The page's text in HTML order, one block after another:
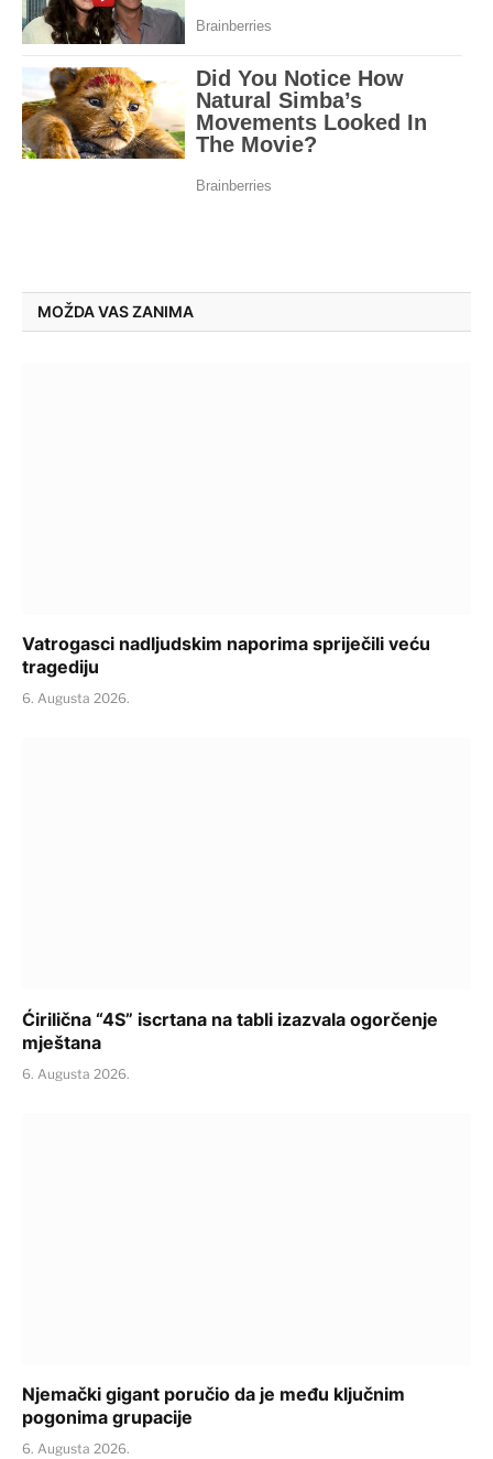
MOŽDA VAS ZANIMA
Vatrogasci nadljudskim naporima spriječili veću
tragediju
6. Augusta 2026.
Ćirilična “4S” iscrtana na tabli izazvala ogorčenje
mještana
6. Augusta 2026.
Njemački gigant poručio da je među ključnim
pogonima grupacije
6. Augusta 2026.